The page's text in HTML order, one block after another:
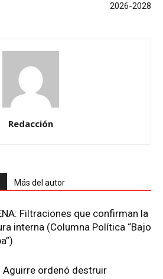
2026-2028
Redacción
Más del autor
Filtraciones que confirman la
interna (Columna Política “Bajo
Aguirre ordenó destruir